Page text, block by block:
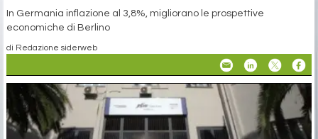
In Germania inflazione al 3,8%, migliorano le prospettive
economiche di Berlino
di Redazione siderweb